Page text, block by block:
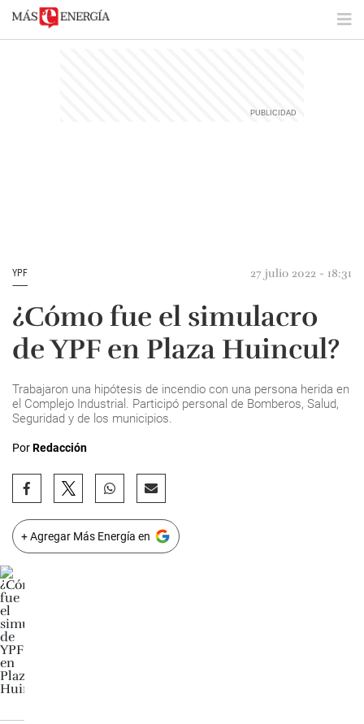
YPF 27 julio 2022 - 18:31
¿Cómo fue el simulacro
de YPF en Plaza Huincul?
Trabajaron una hipótesis de incendio con una persona herida en
el Complejo Industrial. Participó personal de Bomberos, Salud,
Seguridad y de los municipios.
PorRedacción
+ Agregar Más Energía en